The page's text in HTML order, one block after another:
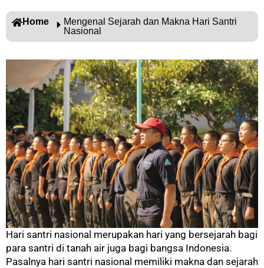
Home
Mengenal Sejarah dan Makna Hari Santri
Nasional
Hari santri nasional merupakan hari yang bersejarah bagi
para santri di tanah air juga bagi bangsa Indonesia.
Pasalnya hari santri nasional memiliki makna dan sejarah